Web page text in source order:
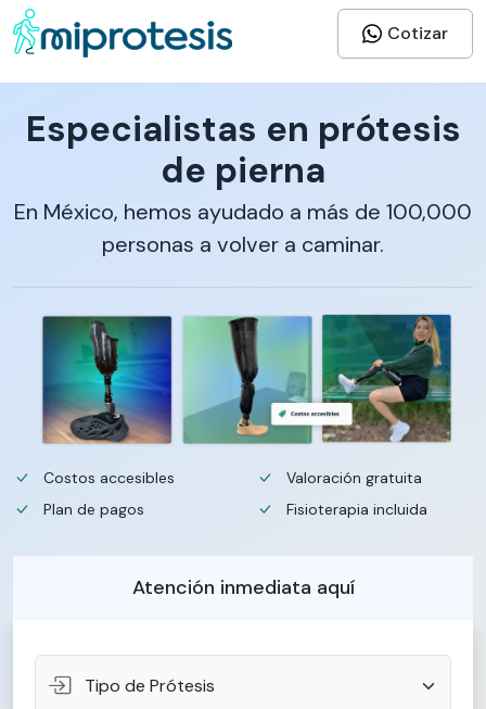
Cotizar
Especialistas en prótesis
de pierna
En México, hemos ayudado a más de 100,000
personas a volver a caminar.
Costos accesibles
Plan de pagos
Valoración gratuita
Fisioterapia incluida
Atención inmediata aquí